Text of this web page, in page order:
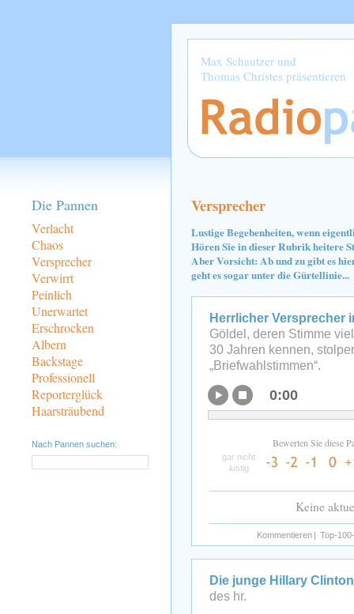
Die Pannen
Verlacht
Chaos
Versprecher
Verwirrt
Peinlich
Unerwartet
Erschrocken
Albern
Backstage
Professionell
Reporterglück
Haarsträubend
Nach Pannen suchen:
Max Schautzer und
Thomas Christes präsentieren
Versprecher
Lustige Begebenheiten, wenn
Hören Sie in dieser Rubrik heitere
Aber Vorsicht: Ab und zu gibt es
geht es sogar unter die Gürtellinie...
Herrlicher Versprecher
Göldel, deren Stimme
30 Jahren kennen,
„Briefwahlstimmen“.
0:00
Bewerten Sie diese
gar nicht
lustig
Keine
Kommentieren | Top-
Die junge Hillary Clinton
des hr.